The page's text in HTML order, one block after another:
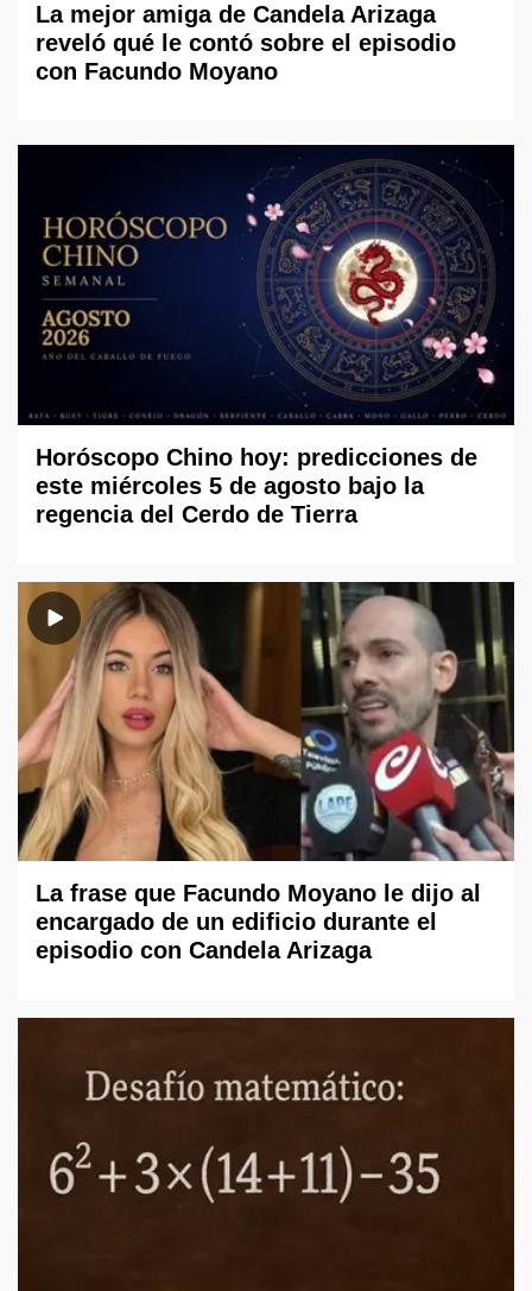
La mejor amiga de Candela Arizaga
reveló qué le contó sobre el episodio
con Facundo Moyano
Horóscopo Chino hoy: predicciones de
este miércoles 5 de agosto bajo la
regencia del Cerdo de Tierra
La frase que Facundo Moyano le dijo al
encargado de un edificio durante el
episodio con Candela Arizaga